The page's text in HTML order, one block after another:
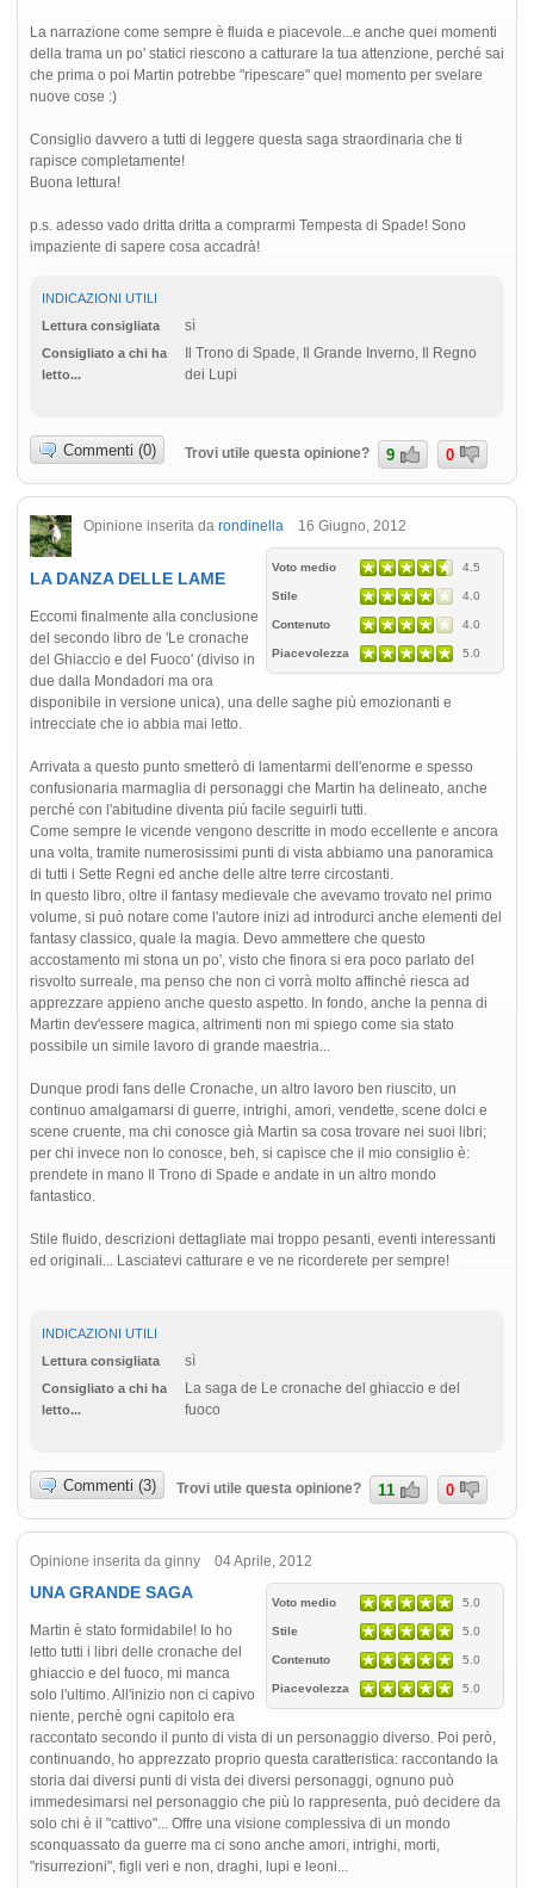
La narrazione come sempre è fluida e piacevole...e anche quei momenti
della trama un po' statici riescono a catturare la tua attenzione, perché sai
che prima o poi Martin potrebbe "ripescare" quel momento per svelare
nuove cose :)
Consiglio davvero a tutti di leggere questa saga straordinaria che ti
rapisce completamente!
Buona lettura!
p.s. adesso vado dritta dritta a comprarmi Tempesta di Spade! Sono
impaziente di sapere cosa accadrà!
INDICAZIONI UTILI
Lettura consigliata
sì
Consigliato a chi ha
letto...
Il Trono di Spade, Il Grande Inverno, Il Regno
dei Lupi
Commenti (0) Trovi utile questa opinione? 9 0
Opinione inserita da rondinella 16 Giugno, 2012
Voto medio 4.5
Stile 4.0
Contenuto 4.0
Piacevolezza 5.0
LA DANZA DELLE LAME
Eccomi finalmente alla conclusione
del secondo libro de 'Le cronache
del Ghiaccio e del Fuoco' (diviso in
due dalla Mondadori ma ora
disponibile in versione unica), una delle saghe più emozionanti e
intrecciate che io abbia mai letto.
Arrivata a questo punto smetterò di lamentarmi dell'enorme e spesso
confusionaria marmaglia di personaggi che Martin ha delineato, anche
perché con l'abitudine diventa più facile seguirli tutti.
Come sempre le vicende vengono descritte in modo eccellente e ancora
una volta, tramite numerosissimi punti di vista abbiamo una panoramica
di tutti i Sette Regni ed anche delle altre terre circostanti.
In questo libro, oltre il fantasy medievale che avevamo trovato nel primo
volume, si può notare come l'autore inizi ad introdurci anche elementi del
fantasy classico, quale la magia. Devo ammettere che questo
accostamento mi stona un po', visto che finora si era poco parlato del
risvolto surreale, ma penso che non ci vorrà molto affinché riesca ad
apprezzare appieno anche questo aspetto. In fondo, anche la penna di
Martin dev'essere magica, altrimenti non mi spiego come sia stato
possibile un simile lavoro di grande maestria...
Dunque prodi fans delle Cronache, un altro lavoro ben riuscito, un
continuo amalgamarsi di guerre, intrighi, amori, vendette, scene dolci e
scene cruente, ma chi conosce già Martin sa cosa trovare nei suoi libri;
per chi invece non lo conosce, beh, si capisce che il mio consiglio è:
prendete in mano Il Trono di Spade e andate in un altro mondo
fantastico.
Stile fluido, descrizioni dettagliate mai troppo pesanti, eventi interessanti
ed originali... Lasciatevi catturare e ve ne ricorderete per sempre!
INDICAZIONI UTILI
Lettura consigliata
sì
Consigliato a chi ha
letto...
La saga de Le cronache del ghiaccio e del
fuoco
Commenti (3) Trovi utile questa opinione? 11 0
Opinione inserita da ginny 04 Aprile, 2012
Voto medio 5.0
Stile 5.0
Contenuto 5.0
Piacevolezza 5.0
UNA GRANDE SAGA
Martin è stato formidabile! Io ho
letto tutti i libri delle cronache del
ghiaccio e del fuoco, mi manca
solo l'ultimo. All'inizio non ci capivo
niente, perchè ogni capitolo era
raccontato secondo il punto di vista di un personaggio diverso. Poi però,
continuando, ho apprezzato proprio questa caratteristica: raccontando la
storia dai diversi punti di vista dei diversi personaggi, ognuno può
immedesimarsi nel personaggio che più lo rappresenta, può decidere da
solo chi è il "cattivo"... Offre una visione complessiva di un mondo
sconquassato da guerre ma ci sono anche amori, intrighi, morti,
"risurrezioni", figli veri e non, draghi, lupi e leoni...